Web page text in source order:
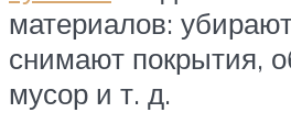
материалов:
снимают покрытия,
мусор и т. д.